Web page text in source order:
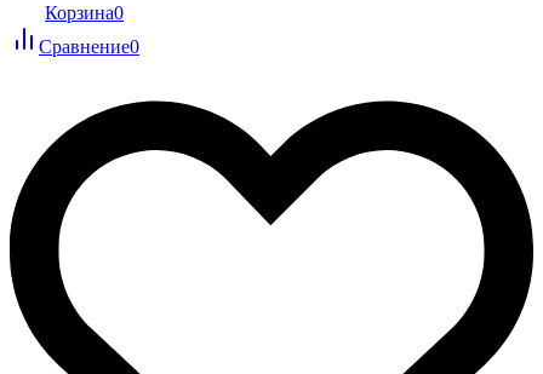
Корзина0
Сравнение0